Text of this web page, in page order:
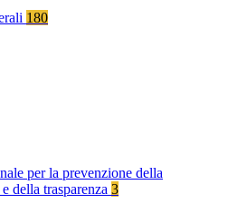
180
per la prevenzione della
della trasparenza 3